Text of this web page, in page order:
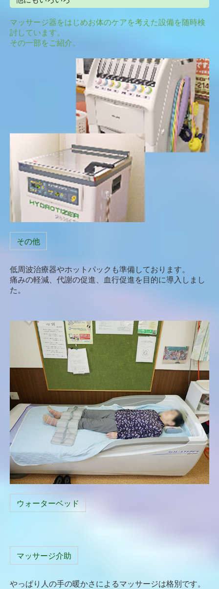
マッサージ器をはじめお体のケアを考えた設備を随時検
討しています。
その一部をご紹介。
その他
低周波治療器やホットパックも準備しております。
痛みの軽減、代謝の促進、血行促進を目的に導入しまし
た。
ウォーターベッド
マッサージ介助
やっぱり人の手の暖かさによるマッサージは格別です。